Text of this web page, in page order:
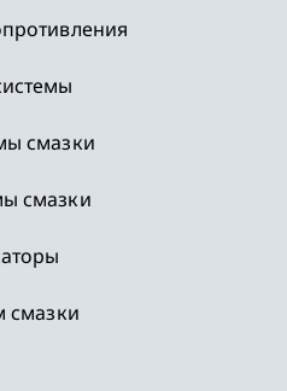
смазки
смазки
смазки